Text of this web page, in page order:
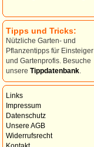
Tipps und Tricks:
Nützliche Garten- und
Pflanzentipps für Einsteiger
und Gartenprofis. Besuche
unsere Tippdatenbank
Links
Impressum
Datenschutz
Unsere AGB
Widerrufsrecht